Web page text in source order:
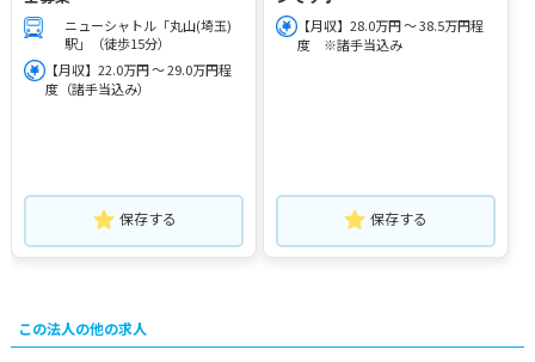
ニューシャトル「丸山(埼玉)
駅」（徒歩15分）
【月収】22.0万円 ～ 29.0万円程
度（諸手当込み）
保存する
【月収】28.0万円 ～ 38.5万円程
度 ※諸手当込み
保存する
この法人の他の求人